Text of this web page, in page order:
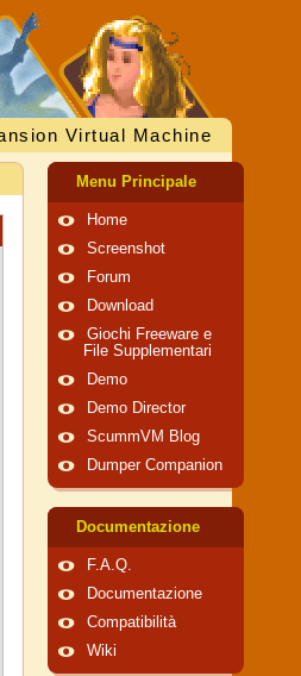
Virtual Machine
Menu Principale
Home
Screenshot
Forum
Download
Giochi Freeware e
File Supplementari
Demo
Demo Director
ScummVM Blog
Dumper Companion
Documentazione
F.A.Q.
Documentazione
Compatibilità
Wiki